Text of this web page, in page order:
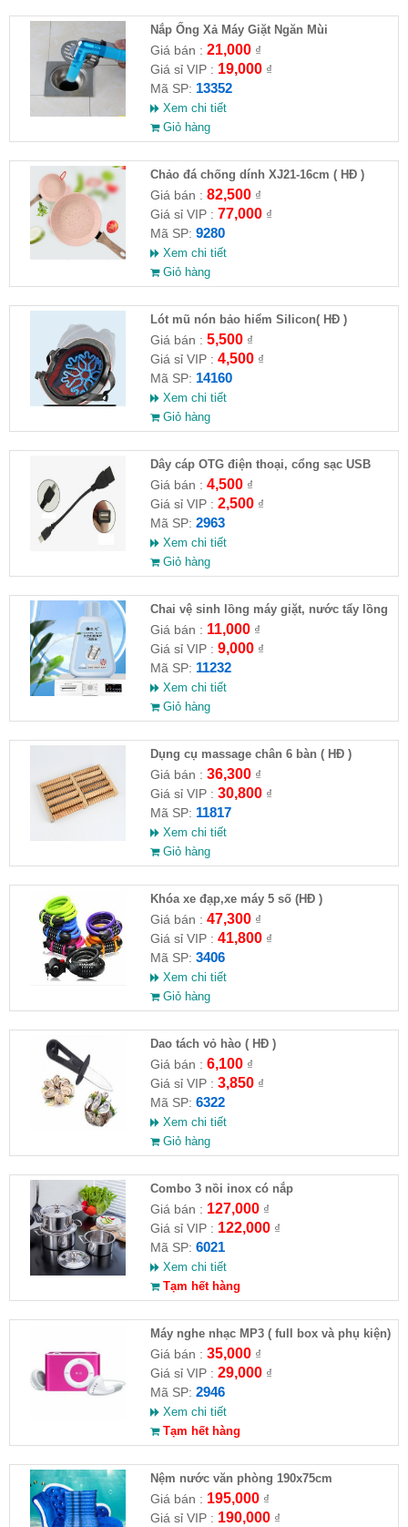
Nắp Ống Xả Máy Giặt Ngăn Mùi
Giá bán : 21,000₫
Giá sỉ VIP : 19,000₫
Mã SP: 13352
Xem chi tiết
Giỏ hàng
Chảo đá chống dính XJ21-16cm ( HĐ )
Giá bán : 82,500₫
Giá sỉ VIP : 77,000₫
Mã SP: 9280
Xem chi tiết
Giỏ hàng
Lót mũ nón bảo hiểm Silicon( HĐ )
Giá bán : 5,500₫
Giá sỉ VIP : 4,500₫
Mã SP: 14160
Xem chi tiết
Giỏ hàng
Dây cáp OTG điện thoại, cổng sạc USB
Giá bán : 4,500₫
Giá sỉ VIP : 2,500₫
Mã SP: 2963
Xem chi tiết
Giỏ hàng
Chai vệ sinh lồng máy giặt, nước tẩy lồng
máy giặt CLEANING FLUID
Giá bán : 11,000₫
Giá sỉ VIP : 9,000₫
Mã SP: 11232
Xem chi tiết
Giỏ hàng
Dụng cụ massage chân 6 bàn ( HĐ )
Giá bán : 36,300₫
Giá sỉ VIP : 30,800₫
Mã SP: 11817
Xem chi tiết
Giỏ hàng
Khóa xe đạp,xe máy 5 số (HĐ )
Giá bán : 47,300₫
Giá sỉ VIP : 41,800₫
Mã SP: 3406
Xem chi tiết
Giỏ hàng
Dao tách vỏ hào ( HĐ )
Giá bán : 6,100₫
Giá sỉ VIP : 3,850₫
Mã SP: 6322
Xem chi tiết
Giỏ hàng
Combo 3 nồi inox có nắp
Giá bán : 127,000₫
Giá sỉ VIP : 122,000₫
Mã SP: 6021
Xem chi tiết
Tạm hết hàng
Máy nghe nhạc MP3 ( full box và phụ kiện)
Giá bán : 35,000₫
Giá sỉ VIP : 29,000₫
Mã SP: 2946
Xem chi tiết
Tạm hết hàng
Nệm nước văn phòng 190x75cm
Giá bán : 195,000₫
Giá sỉ VIP : 190,000₫